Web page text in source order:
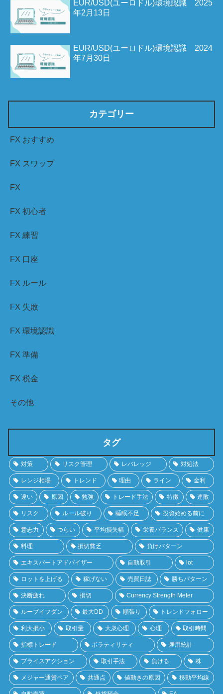
EUR/USD(ユーロドル)環境認識 2025
年2月13日
EUR/USD(ユーロドル)環境認識 2024
年7月30日
カテゴリー
FX おすすめ
FX スワップ
FX
FX 初心者
FX 練習
FX 口座
FX ルール
FX 失敗
FX 環境認識
FX 準備
FX 税金
その他
タグ
対策 リスク管理 レバレッジ 対処法
レンジ相場 トレンド 理由 ライン 金利
違い 原因 勉強 トレード手法 特徴 連敗
リスク ルール破り 睡眠不足 投資始める前に
意志力 つらい 平均損失幅 栄養バランス 健康
料理 損切貧乏 負けパターン
エキスパートアドバイザー 自動取引 lot
ロットを上げる 稼げない 売買日誌 勝ちパターン
決断疲れ 損切 Currency Strength Meter
ループイフダン 最大DD 順張り トレンドフォロー
利大損小 取引量 大衆心理 心理 取引時間
指標トレード ボラティリティ 雇用統計
プライスアクション 取引手法 負ける 株
メジャー通貨ペア 共通点 値動きの原因 移動平均線